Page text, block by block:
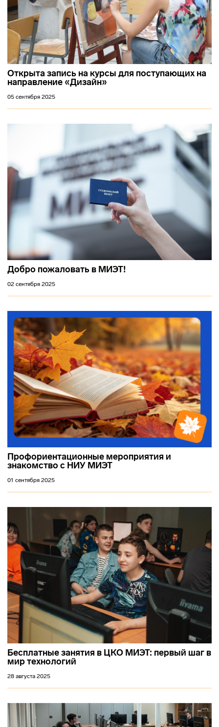
Открыта запись на курсы для поступающих на
направление «Дизайн»
05 сентября 2025
Добро пожаловать в МИЭТ!
02 сентября 2025
Профориентационные мероприятия и
знакомство с НИУ МИЭТ
01 сентября 2025
Бесплатные занятия в ЦКО МИЭТ: первый шаг в
мир технологий
28 августа 2025